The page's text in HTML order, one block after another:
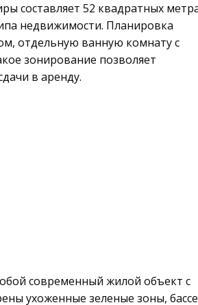
составляет 52 квадратных
недвижимости. Планировка
отдельную ванную комнату с
зонирование позволяет
в аренду.
современный жилой объект с
ухоженные зеленые зоны,